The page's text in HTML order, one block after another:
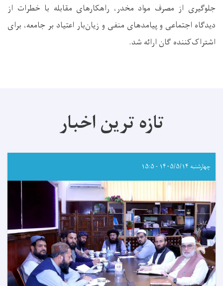
جلوگیری از مصرف مواد مخدر، راهکارهای مقابله با خطرات از
دیدگاه اجتماعی و پیامدهای منفی و زیان‌بار اعتیاد بر جامعه، برای
اشتراک‌کننده گان ارائه شد.
تازه ترین اخبار
چهارشنبه ۱۴۰۵/۵/۱۴ - ۱۵:۵